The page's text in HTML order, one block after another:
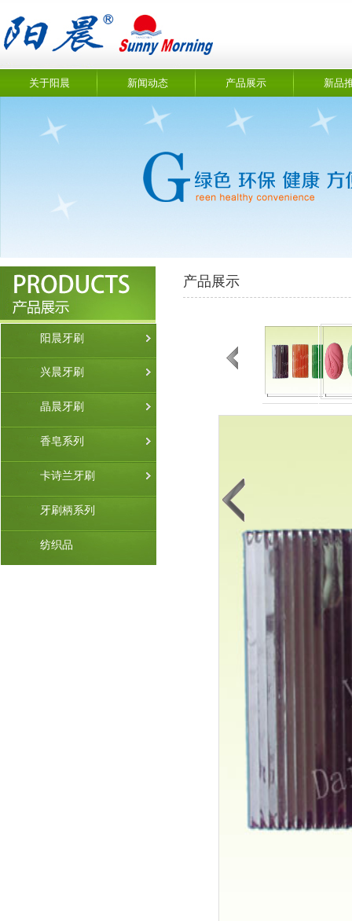
关于阳晨 新闻动态 产品展示 新品
阳晨牙刷
兴晨牙刷
晶晨牙刷
香皂系列
卡诗兰牙刷
牙刷柄系列
纺织品
产品展示